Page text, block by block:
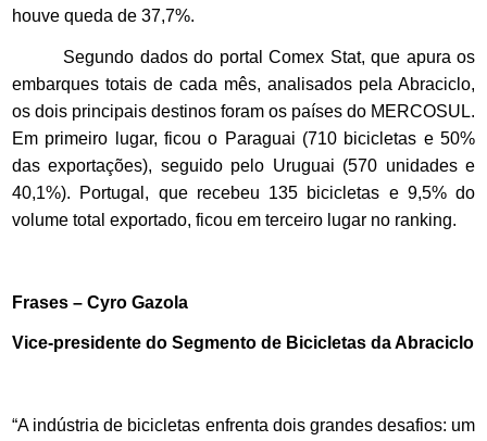
houve queda de 37,7%.
Segundo dados do portal Comex Stat, que apura os
embarques totais de cada mês, analisados pela Abraciclo,
os dois principais destinos foram os países do MERCOSUL.
Em primeiro lugar, ficou o Paraguai (710 bicicletas e 50%
das exportações), seguido pelo Uruguai (570 unidades e
40,1%). Portugal, que recebeu 135 bicicletas e 9,5% do
volume total exportado, ficou em terceiro lugar no ranking.
Frases – Cyro Gazola
Vice-presidente do Segmento de Bicicletas da Abraciclo
“A indústria de bicicletas enfrenta dois grandes desafios: um